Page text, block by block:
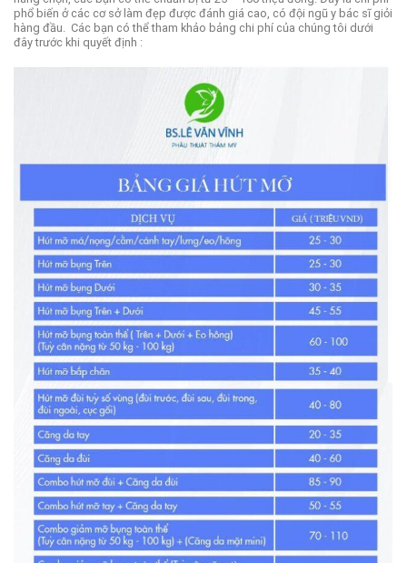
phổ biến ở các cơ sở làm đẹp được đánh giá cao, có đội ngũ y bác sĩ giỏi
hàng đầu. Các bạn có thể tham khảo bảng chi phí của chúng tôi dưới
đây trước khi quyết định :